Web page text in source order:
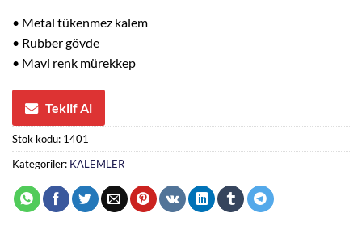
• Metal tükenmez kalem
• Rubber gövde
• Mavi renk mürekkep
Teklif Al
Stok kodu: 1401
Kategoriler: KALEMLER